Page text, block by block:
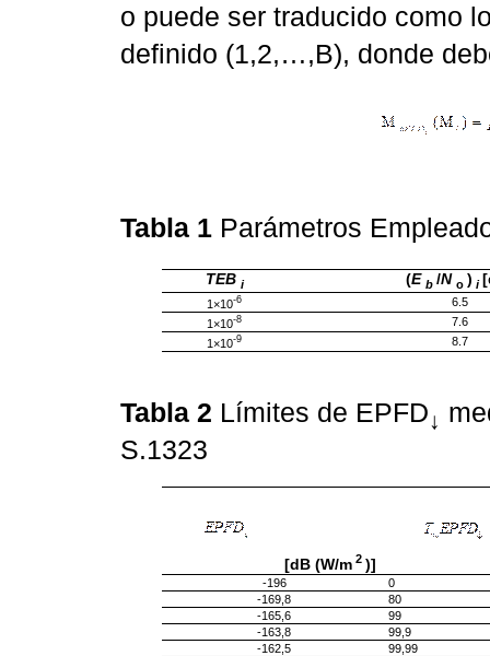
o puede ser traducido como
definido (1,2,…,B), donde
Tabla 1 Parámetros
TEB i (E b /N o ) i
1×10-6
6.5
1×10-8
7.6
1×10-9 8.7
Tabla 2 Límites de EPFD↓
S.1323
[dB (W/m 2 )]
-196
0
-169,8
80
-165,6
99
-163,8
99,9
-162,5
99,99